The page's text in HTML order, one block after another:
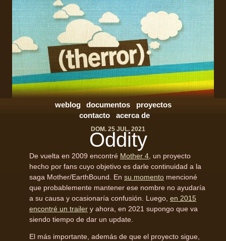
weblog documentos
proyectos
contacto
acerca de
DOM. 25 JUL. 2021
Oddity
De vuelta en 2009 encontré Mother 4 , un proyecto
hecho por fans cuyo objetivo es darle continuidad a la
saga Mother/EarthBound. En su momento mencioné
que probablemente mantener ese nombre no ayudaría
a su causa y ocasionaría confusión. Luego, en 2015
encontré un trailer y ahora, en 2021 supongo que va
siendo tiempo de dar un update.
El más importante, además de que el proyecto sigue,